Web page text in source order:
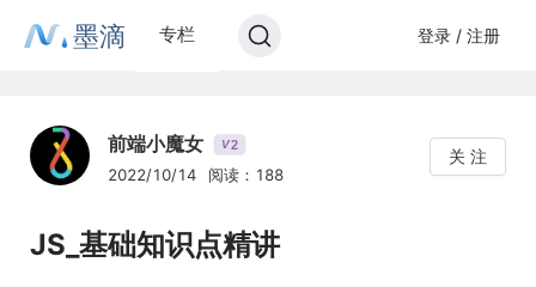
墨滴 专栏 登录 / 注册
前端小魔女 V2
2022/10/14 阅读：188
关 注
JS_基础知识点精讲